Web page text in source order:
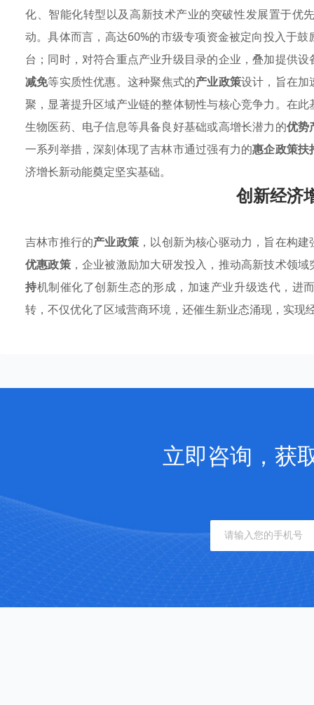
化、智能化转型以及高新技术产业的突破性发展置于优
动。具体而言，高达60%的市级专项资金被定向投入于
台；同时，对符合重点产业升级目录的企业，叠加提供
减免等实质性优惠。这种聚焦式的产业政策设计，旨在加
聚，显著提升区域产业链的整体韧性与核心竞争力。在
生物医药、电子信息等具备良好基础或高增长潜力的优势
一系列举措，深刻体现了吉林市通过强有力的惠企政策扶
济增长新动能奠定坚实基础。
创新经济
吉林市推行的产业政策 ，以创新为核心驱动力，旨在构建
优惠政策，企业被激励加大研发投入，推动高新技术领
持机制催化了创新生态的形成，加速产业升级迭代，进
转，不仅优化了区域营商环境，还催生新业态涌现，实现
立即咨询，获